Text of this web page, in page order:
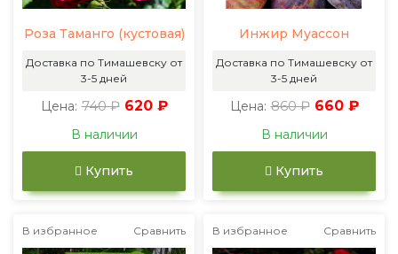
Роза Таманго (кустовая)
Доставка по Тимашевску от
3-5 дней
Цена: 740 ₽ 620 ₽
В наличии
Купить
Инжир Муассон
Доставка по Тимашевску от
3-5 дней
Цена: 860 ₽ 660 ₽
В наличии
Купить
В избранное Сравнить В избранное Сравнить